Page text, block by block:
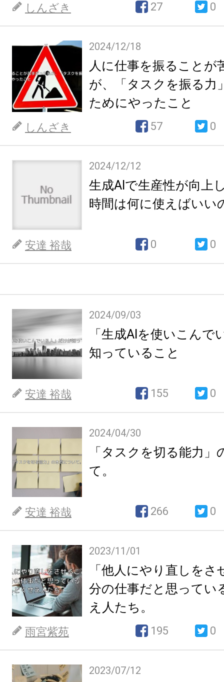
しんざき 27 0
2024/12/18
人に仕事を振ることが
が、「タスクを振る力
ためにやったこと
しんざき 57 0
2024/12/12
生成AIで生産性が向上
時間は何に使えばいい
安達 裕哉 0 0
2024/09/03
「生成AIを使いこんで
知っていること
安達 裕哉 155 0
2024/04/30
「タスクを切る能力」
て。
安達 裕哉 266 0
2023/11/01
「他人にやり直しを
分の仕事だと思ってい
え人たち。
雨宮紫苑 195 0
2023/07/12